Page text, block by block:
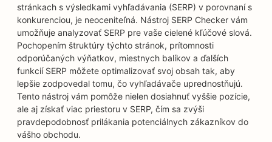
stránkach s výsledkami vyhľadávania (SERP) v porovnaní s
konkurenciou, je neoceniteľná. Nástroj SERP Checker vám
umožňuje analyzovať SERP pre vaše cielené kľúčové slová.
Pochopením štruktúry týchto stránok, prítomnosti
odporúčaných výňatkov, miestnych balíkov a ďalších
funkcií SERP môžete optimalizovať svoj obsah tak, aby
lepšie zodpovedal tomu, čo vyhľadávače uprednostňujú.
Tento nástroj vám pomôže nielen dosiahnuť vyššie pozície,
ale aj získať viac priestoru v SERP, čím sa zvýši
pravdepodobnosť prilákania potenciálnych zákazníkov do
vášho obchodu.